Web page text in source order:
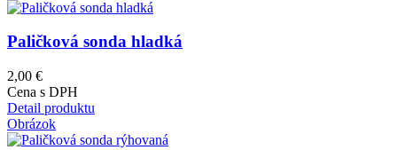
Paličková sonda hladká
2,00 €
Cena s DPH
Detail produktu
Obrázok